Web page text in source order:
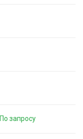
По запросу